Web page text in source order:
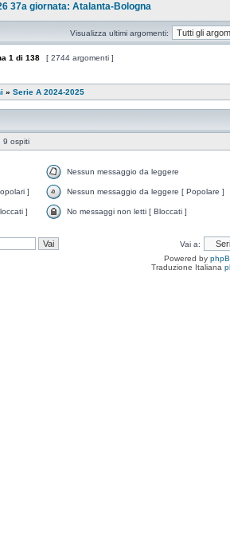
37a giornata: Atalanta-Bologna
Visualizza ultimi argomenti:
1 di 138 [ 2744 argomenti ]
» Serie A 2024-2025
9 ospiti
Nessun messaggio da leggere
] Nessun messaggio da leggere [ Popolare ]
] No messaggi non letti [ Bloccati ]
Vai a:
Powered by
Traduzione Italiana